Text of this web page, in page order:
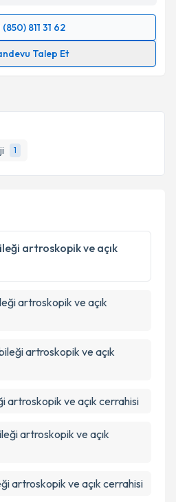
1
Talebini Gönder
(850) 811 31 62
Talep Et
Talebi
işlenmesine ilişkin
ve kişisel verilerimin belirtilen
kabul ediyorum.
artroskopik ve açık
artroskopik ve açık
artroskopik ve açık
artroskopik ve açık cerrahisi
artroskopik ve açık
artroskopik ve açık cerrahisi